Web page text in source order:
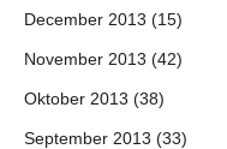
December 2013 (15)
November 2013 (42)
Oktober 2013 (38)
September 2013 (33)